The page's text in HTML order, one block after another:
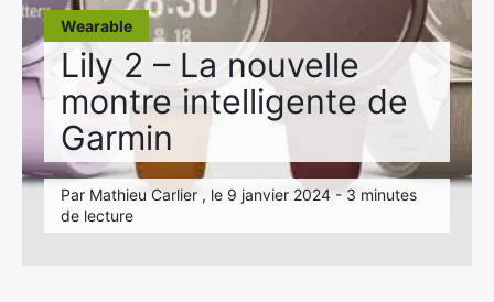
Wearable
Lily 2 – La nouvelle
montre intelligente de
Garmin
Par Mathieu Carlier , le 9 janvier 2024 - 3 minutes
de lecture